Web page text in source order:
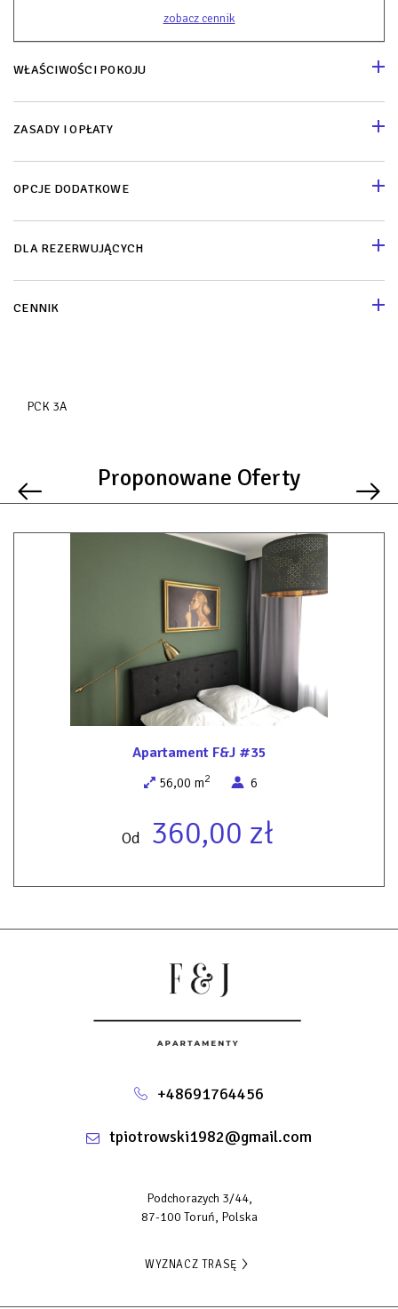
zobacz cennik
WŁAŚCIWOŚCI POKOJU
ZASADY I OPŁATY
OPCJE DODATKOWE
DLA REZERWUJĄCYCH
CENNIK
PCK 3A
Proponowane Oferty
Apartament F&J #35
56,00 m2 6
Od 360,00 zł
+48691764456
tpiotrowski1982@gmail.com
Podchorazych 3/44,
87-100 Toruń, Polska
WYZNACZ TRASĘ